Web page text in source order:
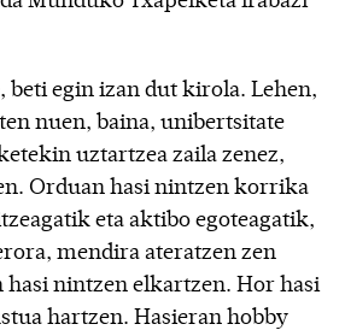
beti egin izan dut kirola. Lehen,
nuen, baina, unibertsitate
uztartzea zaila zenez,
Orduan hasi nintzen korrika
eta aktibo egoteagatik,
mendira ateratzen zen
hasi nintzen elkartzen. Hor hasi
hartzen. Hasieran hobby